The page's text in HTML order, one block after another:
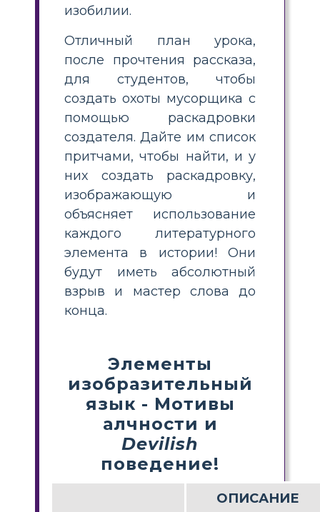
изобилии.
Отличный план урока,
после прочтения рассказа,
для студентов, чтобы
создать охоты мусорщика с
помощью раскадровки
создателя. Дайте им список
притчами, чтобы найти, и у
них создать раскадровку,
изображающую и
объясняет использование
каждого литературного
элемента в истории! Они
будут иметь абсолютный
взрыв и мастер слова до
конца.
Элементы
изобразительный
язык - Мотивы
алчности и
Devilish
поведение!
ОПИСАНИЕ